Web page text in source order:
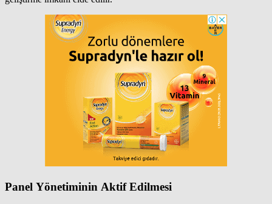
Panel Yönetiminin Aktif Edilmesi